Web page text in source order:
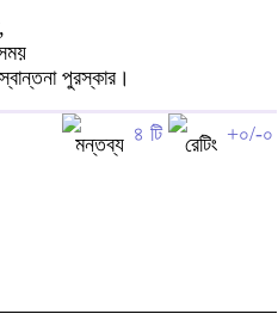
পুরস্কার।
৪ টি +০/-০